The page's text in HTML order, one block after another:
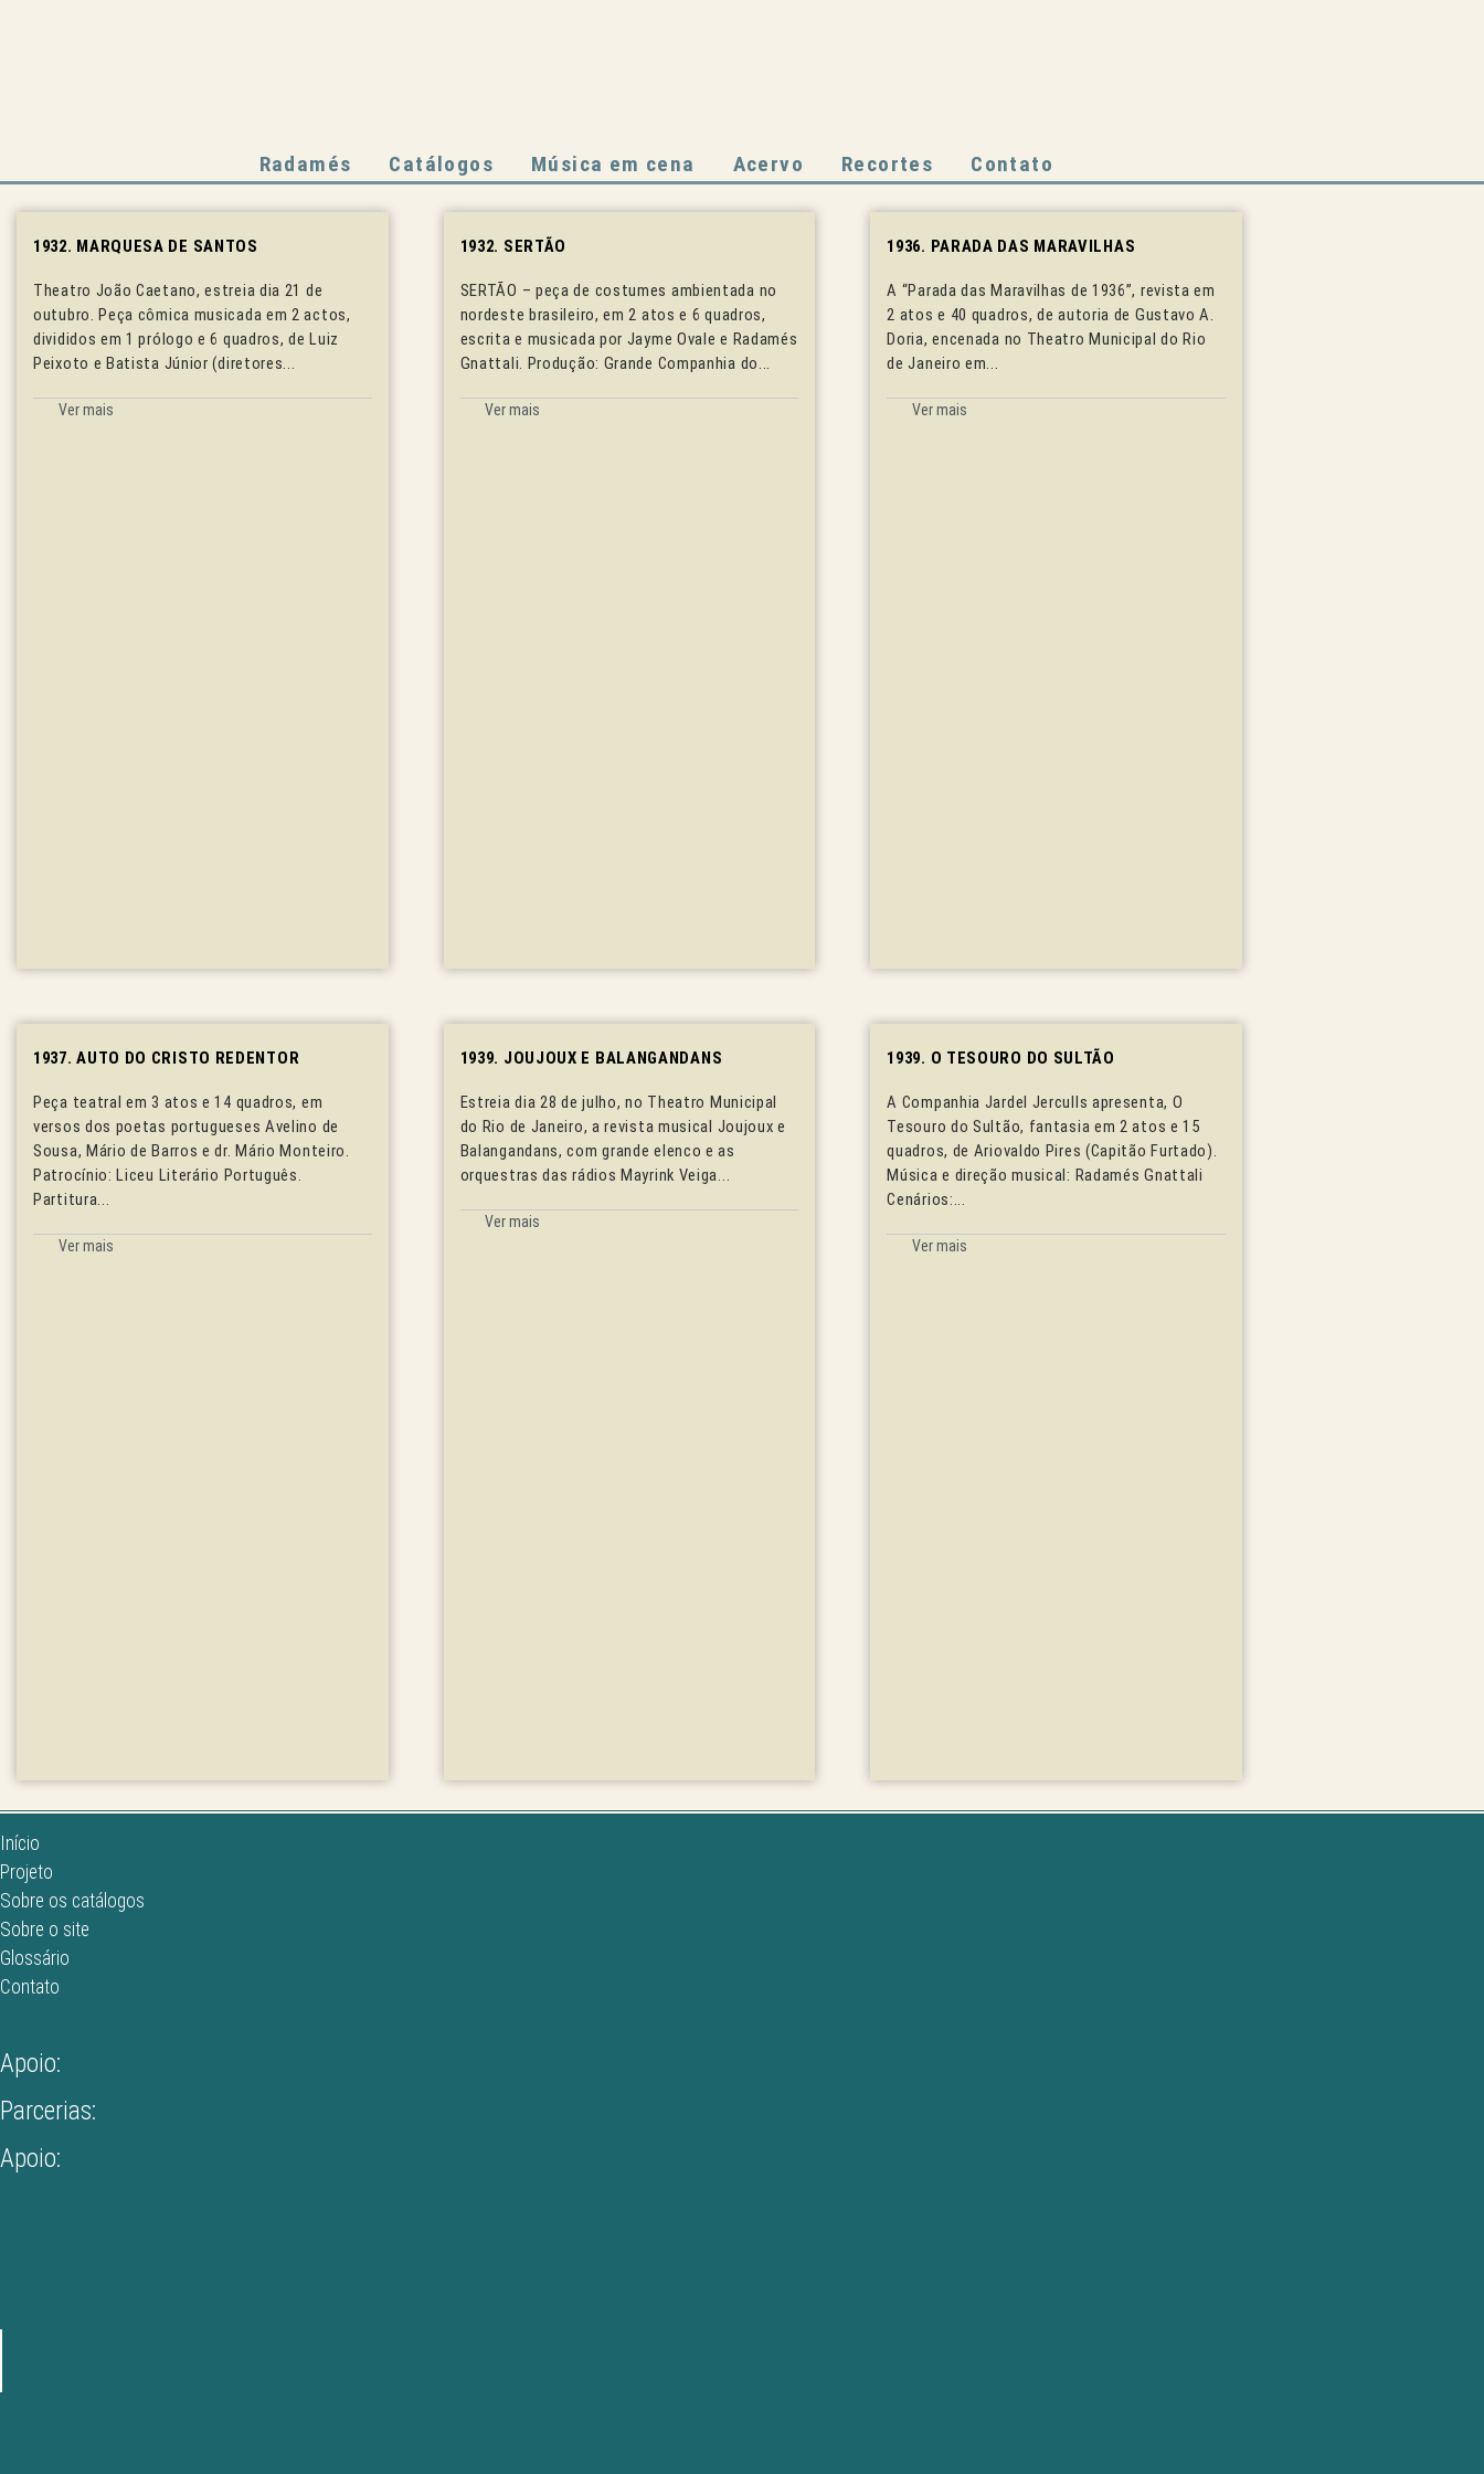
Radamés Catálogos Música em cena Acervo Recortes Contato
1932. MARQUESA DE SANTOS
Theatro João Caetano, estreia dia 21 de
outubro. Peça cômica musicada em 2 actos,
divididos em 1 prólogo e 6 quadros, de Luiz
Peixoto e Batista Júnior (diretores...
Ver mais
1932. SERTÃO
SERTÃO – peça de costumes ambientada no
nordeste brasileiro, em 2 atos e 6 quadros,
escrita e musicada por Jayme Ovale e Radamés
Gnattali. Produção: Grande Companhia do...
Ver mais
1936. PARADA DAS MARAVILHAS
A “Parada das Maravilhas de 1936”, revista em
2 atos e 40 quadros, de autoria de Gustavo A.
Doria, encenada no Theatro Municipal do Rio
de Janeiro em...
Ver mais
1937. AUTO DO CRISTO REDENTOR
Peça teatral em 3 atos e 14 quadros, em
versos dos poetas portugueses Avelino de
Sousa, Mário de Barros e dr. Mário Monteiro.
Patrocínio: Liceu Literário Português.
Partitura...
Ver mais
1939. JOUJOUX E BALANGANDANS
Estreia dia 28 de julho, no Theatro Municipal
do Rio de Janeiro, a revista musical Joujoux e
Balangandans, com grande elenco e as
orquestras das rádios Mayrink Veiga...
Ver mais
1939. O TESOURO DO SULTÃO
A Companhia Jardel JerculIs apresenta, O
Tesouro do Sultão, fantasia em 2 atos e 15
quadros, de Ariovaldo Pires (Capitão Furtado).
Música e direção musical: Radamés Gnattali
Cenários:...
Ver mais
Início
Projeto
Sobre os catálogos
Sobre o site
Glossário
Contato
Apoio:
Parcerias:
Apoio: